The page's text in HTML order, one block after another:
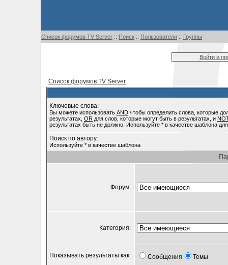
Список форумов TV Server :: Поиск :: Пользователи :: Группы
Войти и
Список форумов TV Server
Ключевые слова:
Вы можете использовать AND чтобы определить слова, которые
результатах, OR для слов, которые могут быть в результатах, и
результатах быть не должно. Используйте * в качестве шаблона
Поиск по автору:
Используйте * в качестве шаблона
Форум:
Категория:
Показывать результаты как: Сообщения Темы